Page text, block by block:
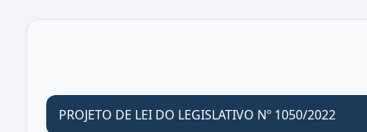
PROJETO DE LEI DO LEGISLATIVO Nº 1050/2022